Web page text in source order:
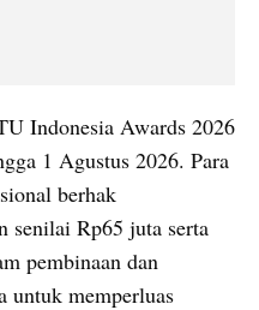
Indonesia Awards 2026
1 Agustus 2026. Para
berhak
senilai Rp65 juta serta
pembinaan dan
untuk memperluas